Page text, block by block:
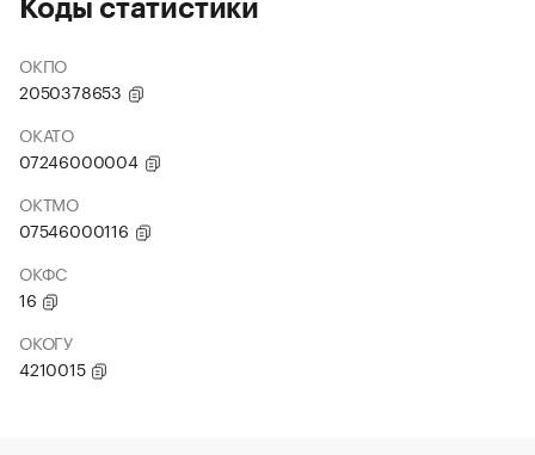
Коды статистики
ОКПО
2050378653
ОКАТО
07246000004
ОКТМО
07546000116
ОКФС
16
ОКОГУ
4210015